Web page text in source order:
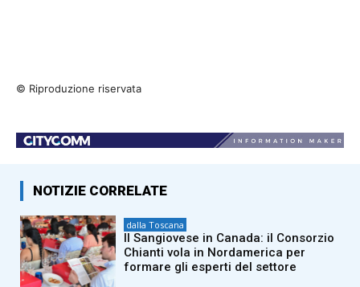
© Riproduzione riservata
NOTIZIE CORRELATE
dalla Toscana
Il Sangiovese in Canada: il Consorzio
Chianti vola in Nordamerica per
formare gli esperti del settore